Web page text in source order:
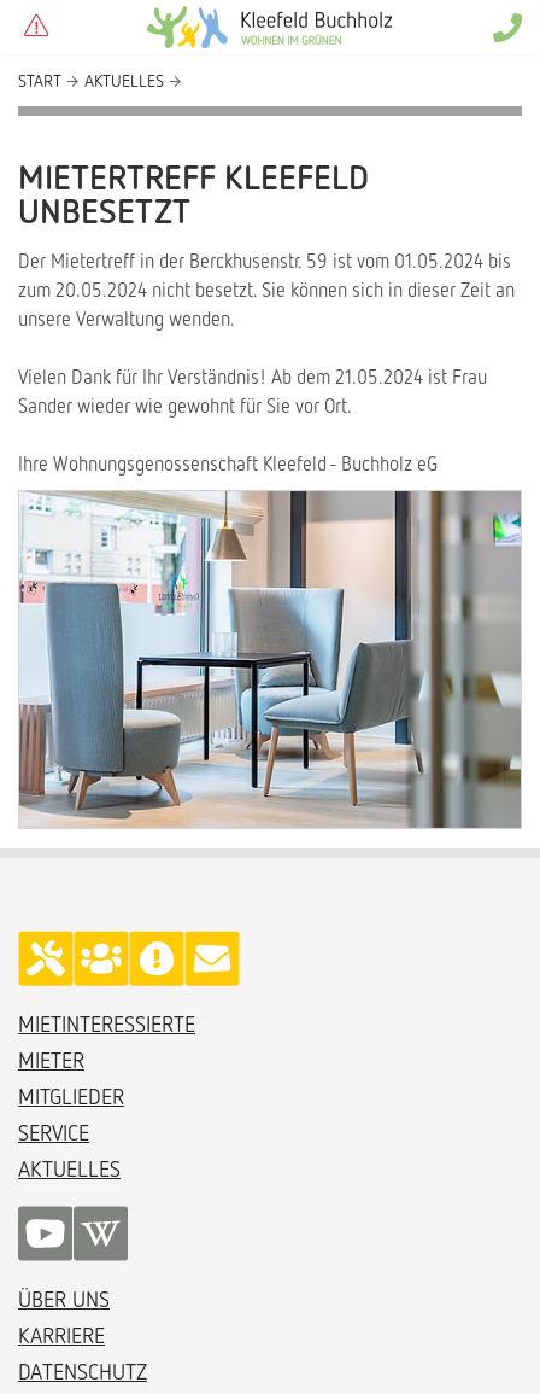
START AKTUELLES
MIETERTREFF KLEEFELD
UNBESETZT
Der Mietertreff in der Berckhusenstr. 59 ist vom 01.05.2024 bis
zum 20.05.2024 nicht besetzt. Sie können sich in dieser Zeit an
unsere Verwaltung wenden.
Vielen Dank für Ihr Verständnis! Ab dem 21.05.2024 ist Frau
Sander wieder wie gewohnt für Sie vor Ort.
Ihre Wohnungsgenossenschaft Kleefeld - Buchholz eG
MIETINTERESSIERTE
MIETER
MITGLIEDER
SERVICE
AKTUELLES
ÜBER UNS
KARRIERE
DATENSCHUTZ